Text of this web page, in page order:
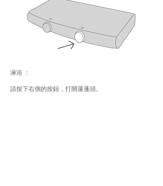
淋浴 ：
請按下右側的按鈕，打開蓮蓬頭。